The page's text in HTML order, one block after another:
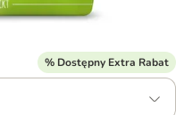
% Dostępny Extra Rabat